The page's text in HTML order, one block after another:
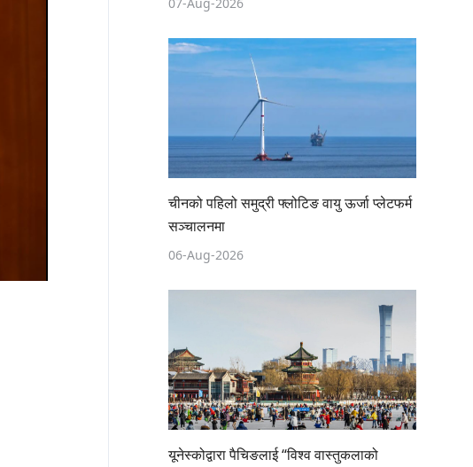
07-Aug-2026
चीनको पहिलो समुद्री फ्लोटिङ वायु ऊर्जा प्लेटफर्म
सञ्चालनमा
06-Aug-2026
यूनेस्कोद्वारा पैचिङलाई “विश्व वास्तुकलाको